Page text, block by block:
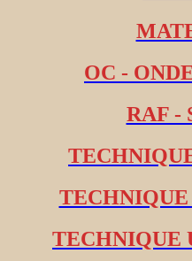
OC -
RAF -
TECHNIQUE